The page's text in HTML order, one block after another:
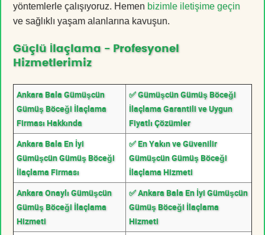
yöntemlerle çalışıyoruz. Hemen bizimle iletişime geçin
ve sağlıklı yaşam alanlarına kavuşun.
Güçlü İlaçlama - Profesyonel
Hizmetlerimiz
Ankara Bala Gümüşcün
Gümüş Böceği İlaçlama
Firması Hakkında
✅ Gümüşcün Gümüş Böceği
İlaçlama Garantili ve Uygun
Fiyatlı Çözümler
Ankara Bala En İyi
Gümüşcün Gümüş Böceği
İlaçlama Firması
✅ En Yakın ve Güvenilir
Gümüşcün Gümüş Böceği
İlaçlama Hizmeti
Ankara Onaylı Gümüşcün
Gümüş Böceği İlaçlama
Hizmeti
✅ Ankara Bala En İyi Gümüşcün
Gümüş Böceği İlaçlama
Hizmeti